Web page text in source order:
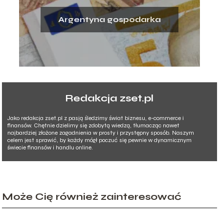
Argentyna gospodarka
Redakcja zset.pl
Jako redakcja zset.pl z pasją śledzimy świat biznesu, e-commerce i
finansów. Chętnie dzielimy się zdobytą wiedzą, tłumacząc nawet
najbardziej złożone zagadnienia w prosty i przystępny sposób. Naszym
celem jest sprawić, by każdy mógł poczuć się pewnie w dynamicznym
świecie finansów i handlu online.
Może Cię również zainteresować